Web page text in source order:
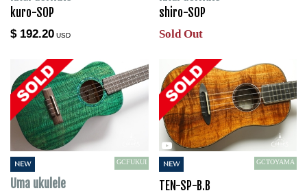
kuro-SOP
$ 192.20 USD
shiro-SOP
Sold Out
NEW GCFUKUI
Uma ukulele
NEW GCTOYAMA
TEN-SP-B.B